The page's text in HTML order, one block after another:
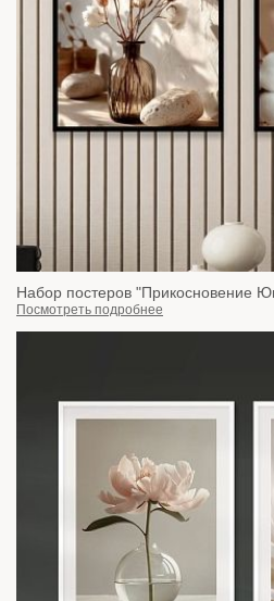
Набор постеров "Прикосновение
Посмотреть подробнее